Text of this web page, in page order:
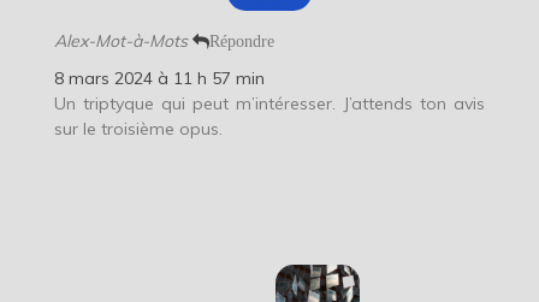
Alex-Mot-à-Mots Répondre
8 mars 2024 à 11 h 57 min
Un triptyque qui peut m’intéresser. J’attends ton avis
sur le troisième opus.